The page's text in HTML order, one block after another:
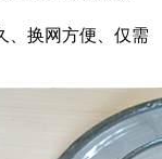
、换网方便、仅需